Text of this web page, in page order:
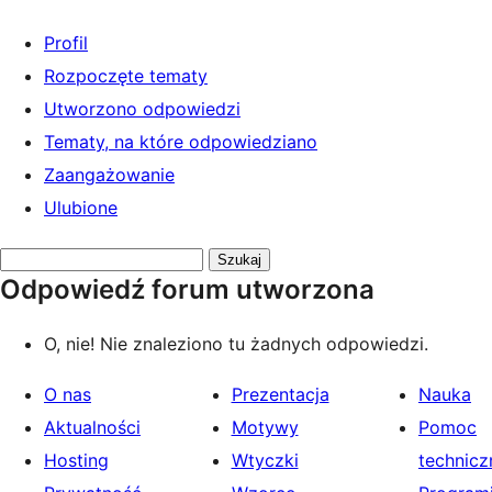
Profil
Rozpoczęte tematy
Utworzono odpowiedzi
Tematy, na które odpowiedziano
Zaangażowanie
Ulubione
odpowiedzi:
Odpowiedź forum utworzona
O, nie! Nie znaleziono tu żadnych odpowiedzi.
O nas
Aktualności
Hosting
Prezentacja
Motywy
Wtyczki
Nauka
Pomoc